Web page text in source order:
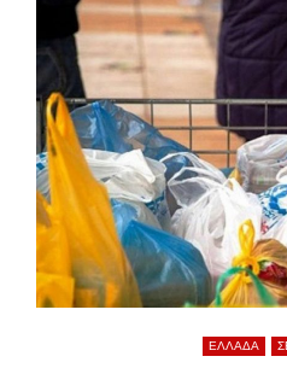
ΕΛΛΑΔΑ